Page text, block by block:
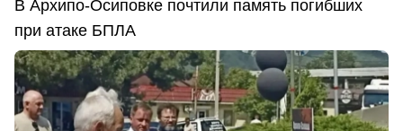
В Архипо-Осиповке почтили память погибших
при атаке БПЛА